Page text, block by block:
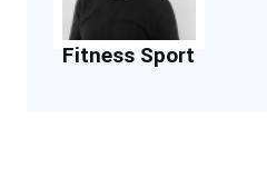
Fitness Sport